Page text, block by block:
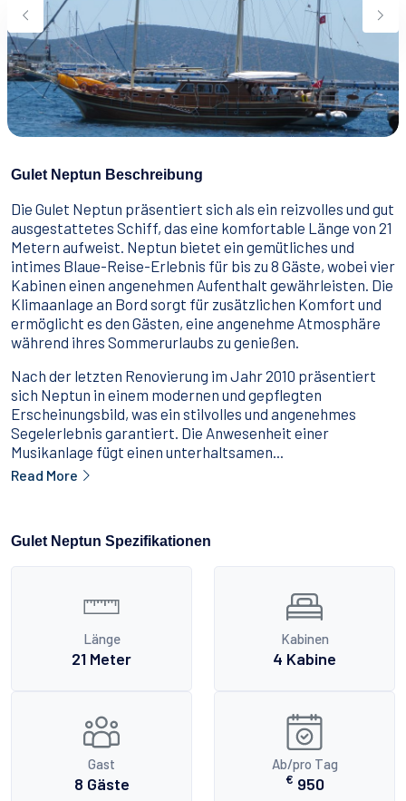
Essen & Trinken
Wie man bucht
Geschäftsbedingungen
Kontakt
Gulet Neptun Beschreibung
Die Gulet Neptun präsentiert sich als ein reizvolles und gut
ausgestattetes Schiff, das eine komfortable Länge von 21
Metern aufweist. Neptun bietet ein gemütliches und
intimes Blaue-Reise-Erlebnis für bis zu 8 Gäste, wobei vier
Kabinen einen angenehmen Aufenthalt gewährleisten. Die
Klimaanlage an Bord sorgt für zusätzlichen Komfort und
ermöglicht es den Gästen, eine angenehme Atmosphäre
während ihres Sommerurlaubs zu genießen.
Nach der letzten Renovierung im Jahr 2010 präsentiert
sich Neptun in einem modernen und gepflegten
Erscheinungsbild, was ein stilvolles und angenehmes
Segelerlebnis garantiert. Die Anwesenheit einer
Musikanlage fügt einen unterhaltsamen...
Read More
Gulet Neptun Spezifikationen
Länge
21 Meter
Kabinen
4 Kabine
Gast
8 Gäste
Ab/pro Tag
€ 950